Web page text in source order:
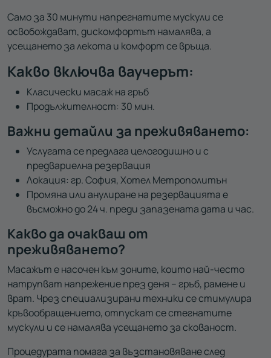
Само за 30 минути напрегнатите мускули се
освобождават, дискомфортът намалява, а
усещането за лекота и комфорт се връща.
Какво включва ваучерът:
Класически масаж на гръб
Продължителност: 30 мин.
Важни детайли за преживяването:
Услугата се предлага целогодишно и с
предвариелна резервация
Локация: гр. София, Хотел Метрополитън
Промяна или анулиране на резервацията е
въсможно до 24 ч. преди запазената дата и час.
Какво да очакваш от
преживяването?
Масажът е насочен към зоните, които най-често
натрупват напрежение през деня – гръб, рамене и
врат. Чрез специализирани техники се стимулира
кръвообращението, отпускат се стегнатите
мускули и се намалява усещането за скованост.
Процедурата помага за възстановяване след